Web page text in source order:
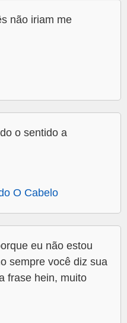
não iriam me
o sentido a
O Cabelo
eu não estou
sempre você diz sua
frase hein, muito